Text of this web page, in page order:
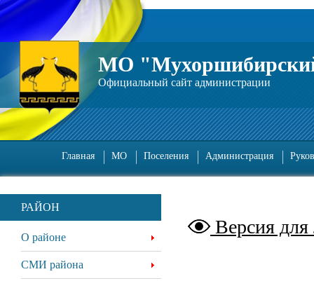
МО
Официальный сайт администрации
Главная МО Поселения Администрация
РАЙОН
О районе
СМИ района
Версия